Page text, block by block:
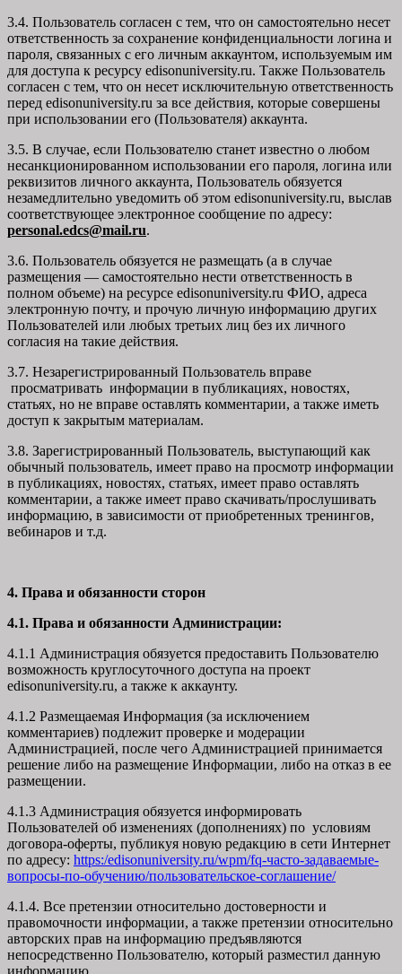
3.4. Пользователь согласен с тем, что он самостоятельно несет
ответственность за сохранение конфиденциальности логина и
пароля, связанных с его личным аккаунтом, используемым им
для доступа к ресурсу edisonuniversity.ru. Также Пользователь
согласен с тем, что он несет исключительную ответственность
перед edisonuniversity.ru за все действия, которые совершены
при использовании его (Пользователя) аккаунта.
3.5. В случае, если Пользователю станет известно о любом
несанкционированном использовании его пароля, логина или
реквизитов личного аккаунта, Пользователь обязуется
незамедлительно уведомить об этом edisonuniversity.ru, выслав
соответствующее электронное сообщение по адресу:
personal.edcs@mail.ru.
3.6. Пользователь обязуется не размещать (а в случае
размещения — самостоятельно нести ответственность в
полном объеме) на ресурсе edisonuniversity.ru ФИО, адреса
электронную почту, и прочую личную информацию других
Пользователей или любых третьих лиц без их личного
согласия на такие действия.
3.7. Незарегистрированный Пользователь вправе
просматривать информации в публикациях, новостях,
статьях, но не вправе оставлять комментарии, а также иметь
доступ к закрытым материалам.
3.8. Зарегистрированный Пользователь, выступающий как
обычный пользователь, имеет право на просмотр информации
в публикациях, новостях, статьях, имеет право оставлять
комментарии, а также имеет право скачивать/прослушивать
информацию, в зависимости от приобретенных тренингов,
вебинаров и т.д.
4. Права и обязанности сторон
4.1. Права и обязанности Администрации:
4.1.1 Администрация обязуется предоставить Пользователю
возможность круглосуточного доступа на проект
edisonuniversity.ru, а также к аккаунту.
4.1.2 Размещаемая Информация (за исключением
комментариев) подлежит проверке и модерации
Администрацией, после чего Администрацией принимается
решение либо на размещение Информации, либо на отказ в ее
размещении.
4.1.3 Администрация обязуется информировать
Пользователей об изменениях (дополнениях) по условиям
договора-оферты, публикуя новую редакцию в сети Интернет
по адресу: https:/edisonuniversity.ru/wpm/fq-часто-задаваемые-
вопросы-по-обучению/пользовательское-соглашение/
4.1.4. Все претензии относительно достоверности и
правомочности информации, а также претензии относительно
авторских прав на информацию предъявляются
непосредственно Пользователю, который разместил данную
информацию.